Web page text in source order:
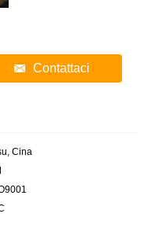
Contattaci
Cina